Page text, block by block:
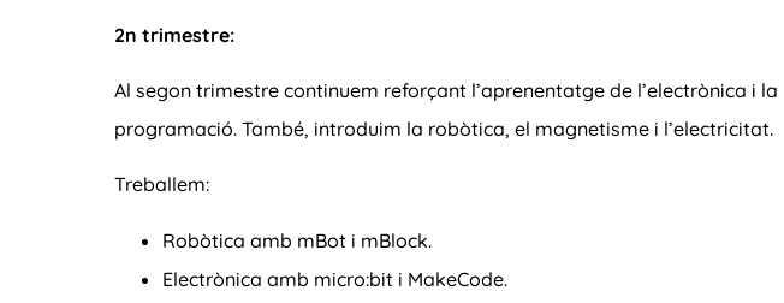
2n trimestre:
Al segon trimestre continuem reforçant l’aprenentatge de l’electrònica i la
programació. També, introduim la robòtica, el magnetisme i l’electricitat.
Treballem:
Robòtica amb mBot i mBlock.
Electrònica amb micro:bit i MakeCode.